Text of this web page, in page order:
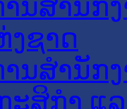
ນສໍານັກ
ຊາດ
ນສຳນັກ
ະສິກຳ ແ